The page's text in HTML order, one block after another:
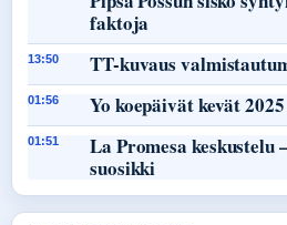
faktoja
13:50 TT-kuvaus
01:56 Yo koepäivät kevät
01:51
La Promesa
suosikki